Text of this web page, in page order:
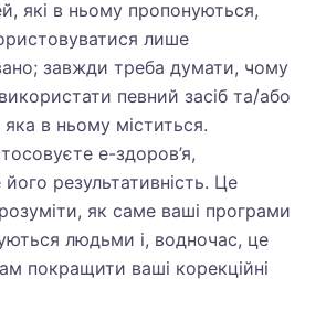
які в ньому пропонуються,
лише
завжди треба думати, чому
певний засіб та/або
в ньому міститься.
е-здоров’я,
результативність. Це
як саме ваші програми
людьми і, водночас, це
покращити ваші корекційні